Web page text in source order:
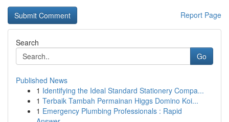
Report Page
Search
Go
Published News
1 Identifying the Ideal Standard Stationery Compa...
1 Terbaik Tambah Permainan Higgs Domino Koi...
1 Emergency Plumbing Professionals : Rapid